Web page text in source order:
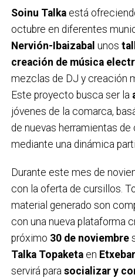
Soinu Talkaestá
octubre en diferentes
Nervión-Ibaizabal unos
creación de música
mezclas de DJ y creación
Este proyecto busca ser la
jóvenes de la comarca,
de nuevas herramientas de
mediante una dinámica
Durante este mes de
con la oferta de cursillos.
material generado son
con una nueva plataforma
próximo 30 de noviembre
Talka Topaketa en
servirá para socializar y